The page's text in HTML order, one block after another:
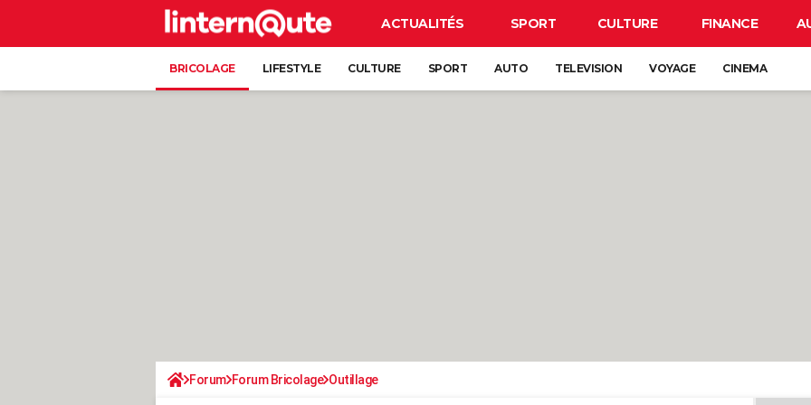
ACTUALITÉS SPORT CULTURE FINANCE
BRICOLAGE LIFESTYLE CULTURE SPORT AUTO TELEVISION VOYAGE CINEMA
Forum Forum Bricolage Outillage